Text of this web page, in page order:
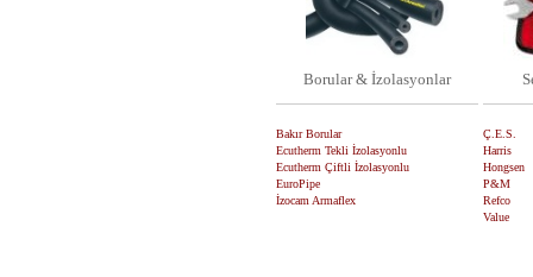
Borular & İzolasyonlar
Bakır Borular
Ecutherm Tekli İzolasyonlu
Ecutherm Çiftli İzolasyonlu
EuroPipe
İzocam Armaflex
Ç.E.S.
Harris
Hongsen
P&M
Refco
Value